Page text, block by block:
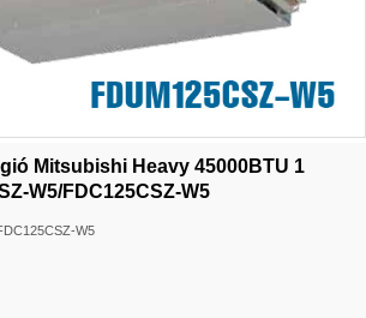
Mitsubishi Heavy 45000BTU 1
W5/FDC125CSZ-W5
W5